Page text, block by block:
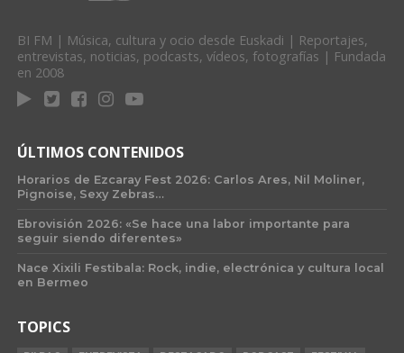
BI FM | Música, cultura y ocio desde Euskadi | Reportajes,
entrevistas, noticias, podcasts, vídeos, fotografías | Fundada
en 2008
ÚLTIMOS CONTENIDOS
Horarios de Ezcaray Fest 2026: Carlos Ares, Nil Moliner,
Pignoise, Sexy Zebras…
Ebrovisión 2026: «Se hace una labor importante para
seguir siendo diferentes»
Nace Xixili Festibala: Rock, indie, electrónica y cultura local
en Bermeo
TOPICS